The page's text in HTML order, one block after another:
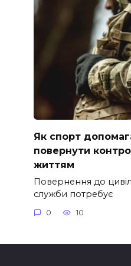
Як спорт
повернути
життям
Повернення до
служби потребує
0 10